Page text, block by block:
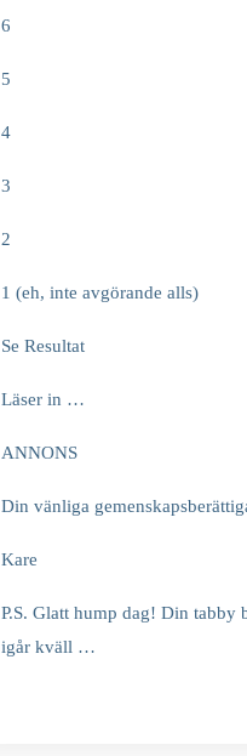
6
5
4
3
2
1 (eh, inte avgörande alls)
Se Resultat
Läser in …
ANNONS
Din vänliga
Kare
P.S. Glatt hump dag! Din tabby
igår kväll …